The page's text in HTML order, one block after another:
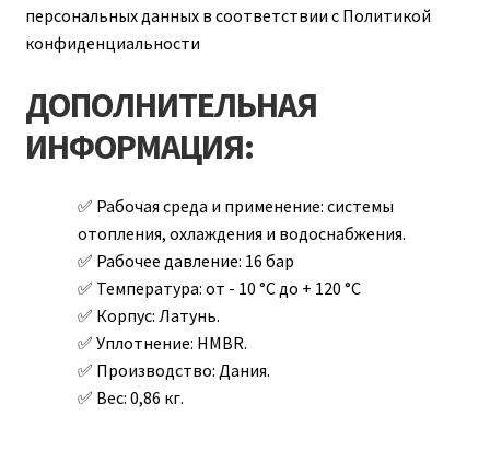
персональных данных в соответствии с Политикой
конфиденциальности
ДОПОЛНИТЕЛЬНАЯ
ИНФОРМАЦИЯ:
Рабочая среда и применение: системы
отопления, охлаждения и водоснабжения.
Рабочее давление: 16 бар
Температура: от - 10 °С до + 120 °С
Корпус: Латунь.
Уплотнение: HMBR.
Производство: Дания.
Вес: 0,86 кг.